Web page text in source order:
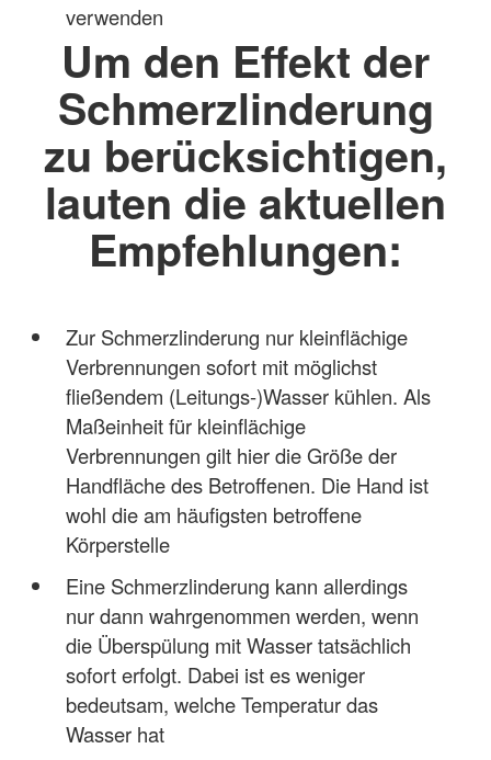
verwenden
Um den Effekt der
Schmerzlinderung
zu berücksichtigen,
lauten die aktuellen
Empfehlungen:
Zur Schmerzlinderung nur kleinflächige
Verbrennungen sofort mit möglichst
fließendem (Leitungs-)Wasser kühlen. Als
Maßeinheit für kleinflächige
Verbrennungen gilt hier die Größe der
Handfläche des Betroffenen. Die Hand ist
wohl die am häufigsten betroffene
Körperstelle
Eine Schmerzlinderung kann allerdings
nur dann wahrgenommen werden, wenn
die Überspülung mit Wasser tatsächlich
sofort erfolgt. Dabei ist es weniger
bedeutsam, welche Temperatur das
Wasser hat